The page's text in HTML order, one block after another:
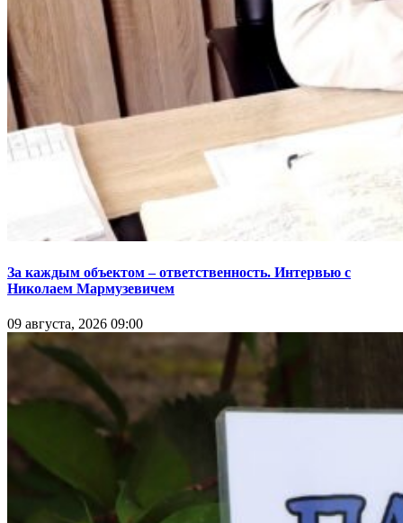
За каждым объектом – ответственность. Интервью с
Николаем Мармузевичем
09 августа, 2026 09:00